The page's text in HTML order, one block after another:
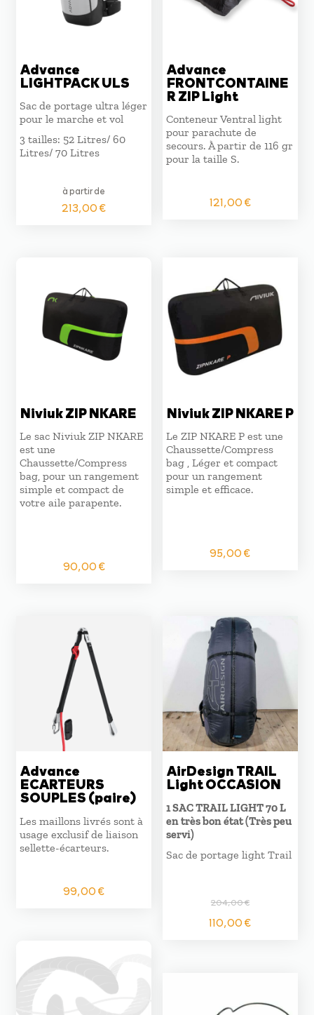
Advance
LIGHTPACK ULS
Sac de portage ultra léger
pour le marche et vol
3 tailles: 52 Litres/ 60
Litres/ 70 Litres
à partir de
213,00€
Advance
FRONTCONTAINE
R ZIP Light
Conteneur Ventral light
pour parachute de
secours. À partir de 116 gr
pour la taille S.
121,00€
Niviuk ZIP NKARE
Le sac Niviuk ZIP NKARE
est une
Chaussette/Compress
bag, pour un rangement
simple et compact de
votre aile parapente.
90,00€
Niviuk ZIP NKARE P
Le ZIP NKARE P est une
Chaussette/Compress
bag , Léger et compact
pour un rangement
simple et efficace.
95,00€
Advance
ECARTEURS
SOUPLES (paire)
Les maillons livrés sont à
usage exclusif de liaison
sellette-écarteurs.
99,00€
AirDesign TRAIL
Light OCCASION
1 SAC TRAIL LIGHT 70 L
en très bon état (Très peu
servi)
Sac de portage light Trail
204,00€
Le
prix
110,00€Le